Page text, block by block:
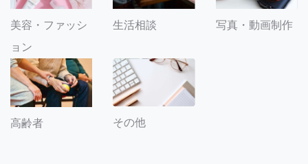
美容・ファッシ
ョン
生活相談 写真・動画制作
高齢者 その他